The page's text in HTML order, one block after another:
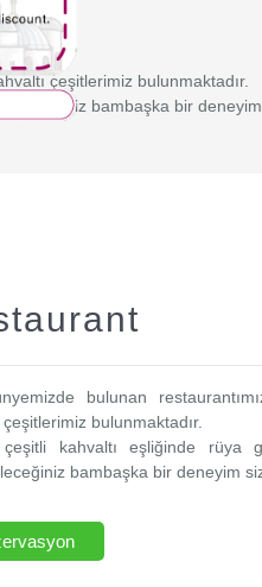
çeşitlerimiz bulunmaktadır.
bambaşka bir
bulunan
çeşitlerimiz bulunmaktadır.
kahvaltı eşliğinde rüya
bambaşka bir deneyim